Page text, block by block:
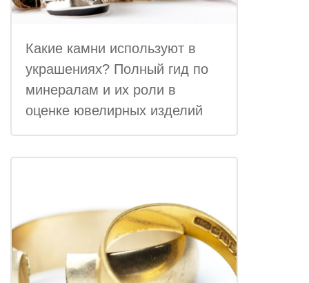
Какие камни используют в
украшениях? Полный гид по
минералам и их роли в
оценке ювелирных изделий